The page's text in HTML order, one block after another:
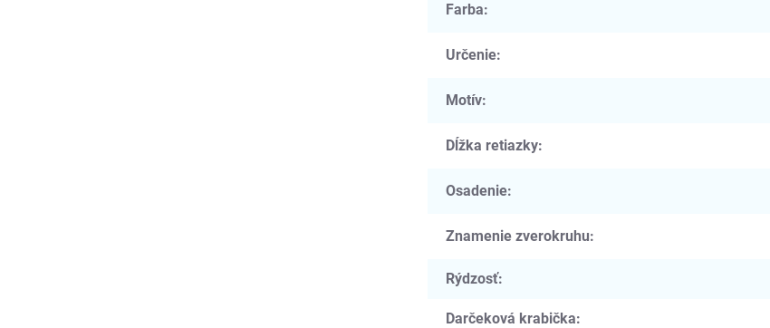
Farba:
Určenie:
Motív:
Dĺžka retiazky:
Osadenie:
Znamenie zverokruhu:
Rýdzosť:
Darčeková krabička: